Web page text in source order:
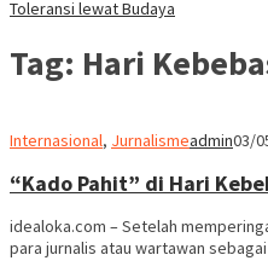
Toleransi lewat Budaya
Tag: Hari
Internasional, Jurnalismeadmin03/
“Kado Pahit” di Hari
idealoka.com – Setelah
para jurnalis atau wartawan